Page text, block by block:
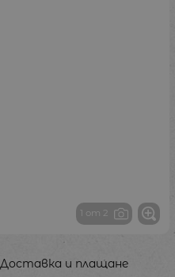
1 от 2
Доставка и плащане